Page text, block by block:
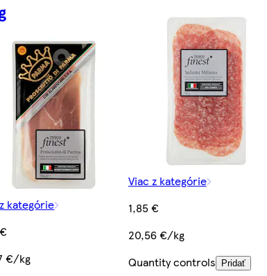
kategórie
€/kg
Viac z kategórie
1,85 €
20,56 €/kg
Quantity controls
Pridať